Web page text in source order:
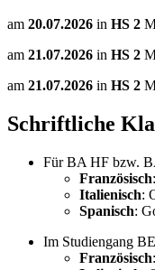
am 20.07.2026 in HS 2
am 21.07.2026 in HS 2
am 21.07.2026 in HS 2
Schriftliche
Für BA HF bzw.
Französisch
Italienisch:
Spanisch:
Im Studiengang
Französisch